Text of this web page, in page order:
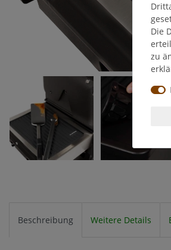
Beschreibung Weitere Details
Die
zu